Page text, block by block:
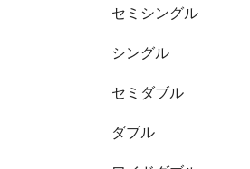
セミシングル
シングル
セミダブル
ダブル